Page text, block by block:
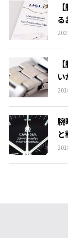
る
グ
い
サ
腕